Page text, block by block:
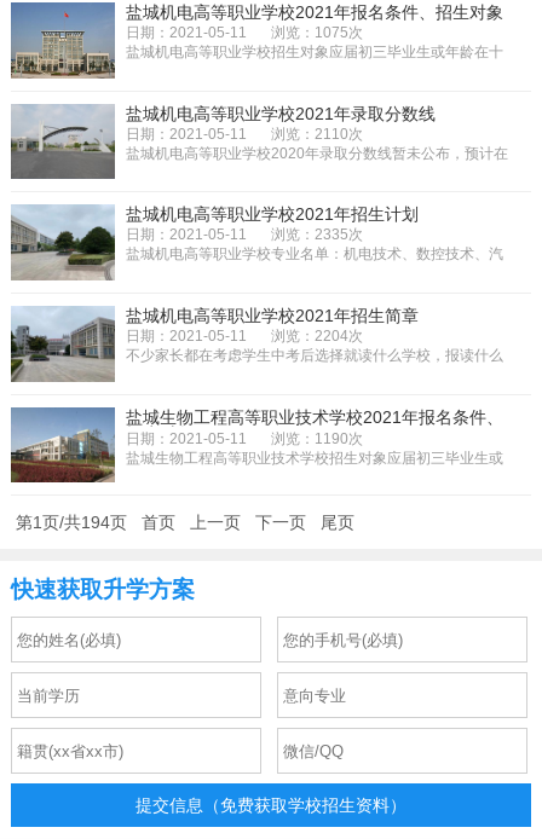
盐城机电高等职业学校2021年报名条件、招生对象
日期：2021-05-11
浏览：1075次
盐城机电高等职业学校招生对象应届初三毕业生或年龄在十
盐城机电高等职业学校2021年录取分数线
日期：2021-05-11
浏览：2110次
盐城机电高等职业学校2020年录取分数线暂未公布，预计在
盐城机电高等职业学校2021年招生计划
日期：2021-05-11
浏览：2335次
盐城机电高等职业学校专业名单：机电技术、数控技术、汽
盐城机电高等职业学校2021年招生简章
日期：2021-05-11
浏览：2204次
不少家长都在考虑学生中考后选择就读什么学校，报读什么
盐城生物工程高等职业技术学校2021年报名条件、
招生对象
日期：2021-05-11
浏览：1190次
盐城生物工程高等职业技术学校招生对象应届初三毕业生或
第1页/共194页 首页 上一页 下一页 尾页
快速获取升学方案
提交信息（免费获取学校招生资料）